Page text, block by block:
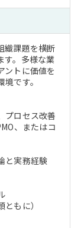
織課題を横断
す。多様な業
ントに価値を
です。
プロセス改善
、またはコ
と実務経験
もに）